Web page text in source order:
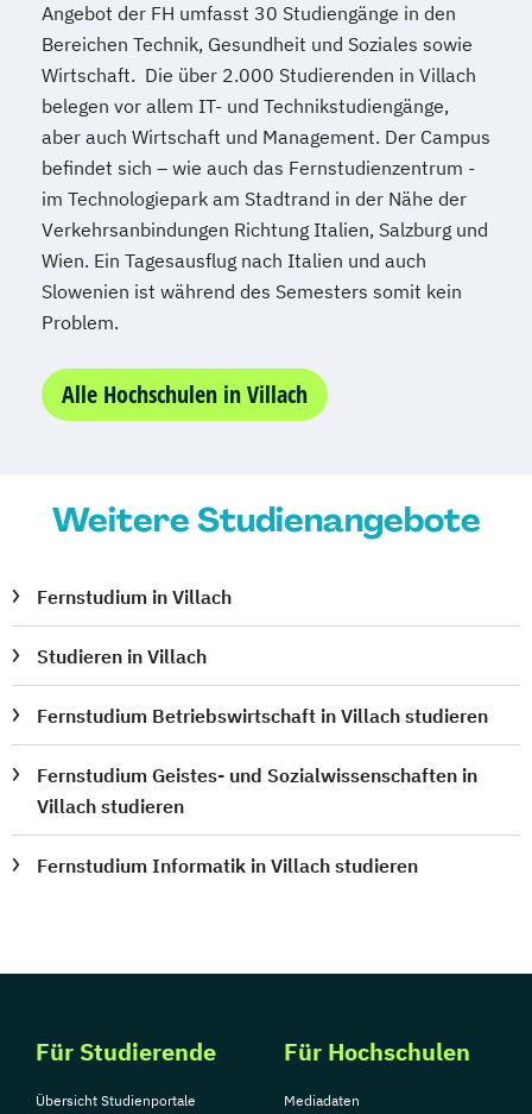
Produktdesign
Projektmanagement (DE/EN)
Psychologie Public Health
Public Management
Public Management für
Verwaltungsfachangestellte
Public Relations und Kommunikation
Pädagogik
Bildungsberatung und Leitung
Robotics (DE/EN)
Soziale Arbeit Schwerpunkt Kinder und
Sportmanagement
Supply Chain Management
Tourismusmanagement UX Design
Umweltingenieurwesen Vertragsrecht
Wirtschaftsinformatik (DE/EN)
Wirtschaftsingenieurwesen
Angebot der FH umfasst 30 Studiengänge in den
Bereichen Technik, Gesundheit und Soziales sowie
Wirtschaft. Die über 2.000 Studierenden in Villach
belegen vor allem IT- und Technikstudiengänge,
aber auch Wirtschaft und Management. Der Campus
befindet sich – wie auch das Fernstudienzentrum -
im Technologiepark am Stadtrand in der Nähe der
Verkehrsanbindungen Richtung Italien, Salzburg und
Wien. Ein Tagesausflug nach Italien und auch
Slowenien ist während des Semesters somit kein
Problem.
Alle Hochschulen in Villach
Weitere Studienangebote
Fernstudium in Villach
Studieren in Villach
Fernstudium Betriebswirtschaft in Villach studieren
Fernstudium Geistes- und Sozialwissenschaften in
Villach studieren
Fernstudium Informatik in Villach studieren
Für Studierende
Übersicht Studienportale
Für Hochschulen
Mediadaten